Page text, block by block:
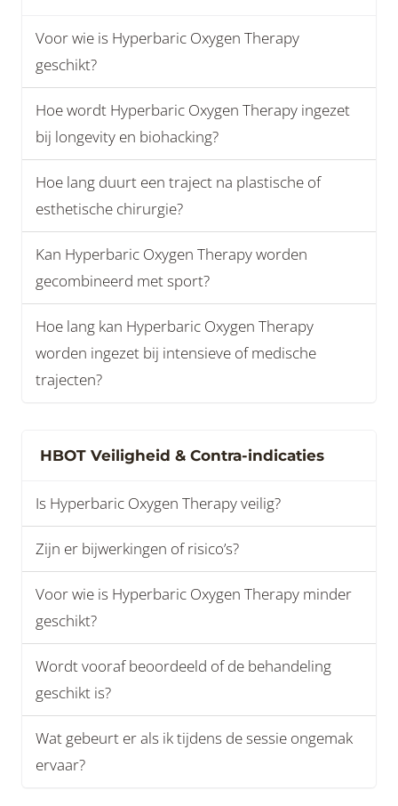
Voor wie is Hyperbaric Oxygen Therapy
geschikt?
Hoe wordt Hyperbaric Oxygen Therapy ingezet
bij longevity en biohacking?
Hoe lang duurt een traject na plastische of
esthetische chirurgie?
Kan Hyperbaric Oxygen Therapy worden
gecombineerd met sport?
Hoe lang kan Hyperbaric Oxygen Therapy
worden ingezet bij intensieve of medische
trajecten?
HBOT Veiligheid & Contra-indicaties
Is Hyperbaric Oxygen Therapy veilig?
Zijn er bijwerkingen of risico’s?
Voor wie is Hyperbaric Oxygen Therapy minder
geschikt?
Wordt vooraf beoordeeld of de behandeling
geschikt is?
Wat gebeurt er als ik tijdens de sessie ongemak
ervaar?